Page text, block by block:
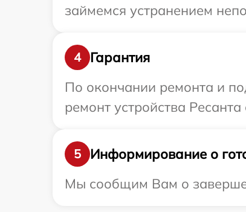
займемся устранением
4
Гарантия
По окончании ремонта и
ремонт устройства
5
Информирование о
Мы сообщим Вам о